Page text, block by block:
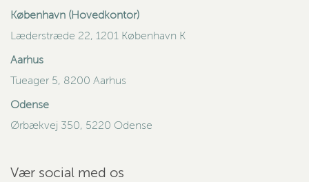
København (Hovedkontor)
Læderstræde 22, 1201 København K
Aarhus
Tueager 5, 8200 Aarhus
Odense
Ørbækvej 350, 5220 Odense
Vær social med os